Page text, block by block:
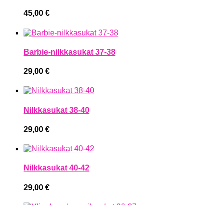
45,00 €
Barbie-nilkkasukat 37-38
29,00 €
Nilkkasukat 38-40
29,00 €
Nilkkasukat 40-42
29,00 €